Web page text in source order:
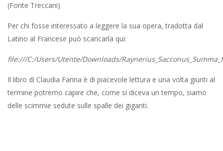
(Fonte Treccani)
Per chi fosse interessato a leggere la sua opera, tradotta dal
Latino al Francese può scaricarla qui:
file:///C:/Users/Utente/Downloads/
Il libro di Claudia Farina è di piacevole lettura e una volta giunti al
termine potremo capire che, come si diceva un tempo, siamo
delle scimmie sedute sulle spalle dei giganti.